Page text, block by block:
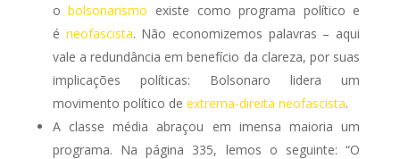
obolsonarismo existe como programa político e
é neofascista. Não economizemos palavras – aqui
vale a redundância em benefício da clareza, por suas
implicações políticas: Bolsonaro lidera um
movimento político de extrema-direita neofascista.
A classe média abraçou em imensa maioria um
programa. Na página 335, lemos o seguinte: “O